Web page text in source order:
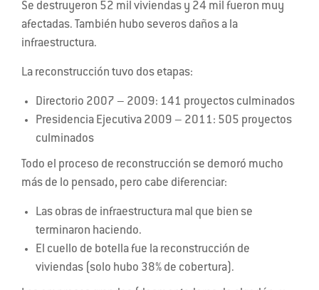
Se destruyeron 52 mil viviendas y 24 mil fueron muy
afectadas. También hubo severos daños a la
infraestructura.
La reconstrucción tuvo dos etapas:
Directorio 2007 – 2009: 141 proyectos culminados
Presidencia Ejecutiva 2009 – 2011: 505 proyectos
culminados
Todo el proceso de reconstrucción se demoró mucho
más de lo pensado, pero cabe diferenciar:
Las obras de infraestructura mal que bien se
terminaron haciendo.
El cuello de botella fue la reconstrucción de
viviendas (solo hubo 38% de cobertura).